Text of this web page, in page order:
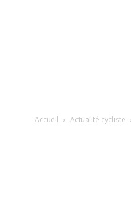
Accueil Actualité cycliste